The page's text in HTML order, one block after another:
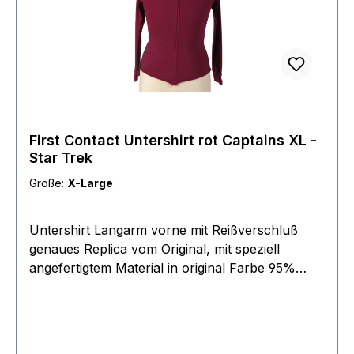
First Contact Untershirt rot Captains XL -
Star Trek
Größe: X-Large
Untershirt Langarm vorne mit Reißverschluß
genaues Replica vom Original, mit speziell
angefertigtem Material in original Farbe 95%